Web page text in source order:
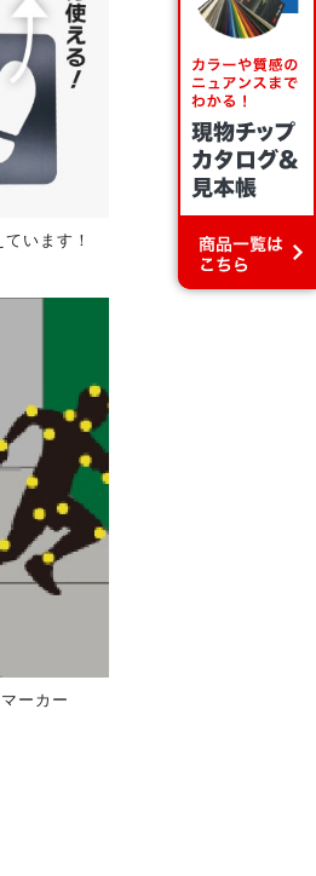
います！
ーカー